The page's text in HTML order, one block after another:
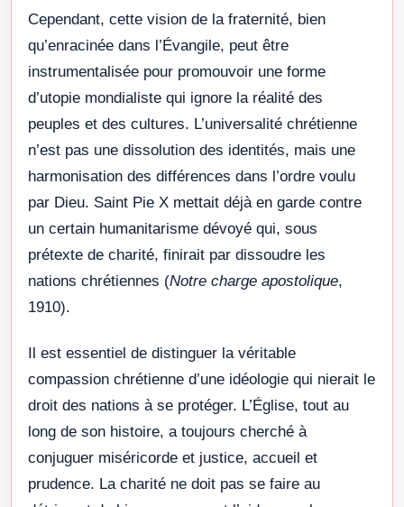
Cependant, cette vision de la fraternité, bien
qu’enracinée dans l’Évangile, peut être
instrumentalisée pour promouvoir une forme
d’utopie mondialiste qui ignore la réalité des
peuples et des cultures. L’universalité chrétienne
n’est pas une dissolution des identités, mais une
harmonisation des différences dans l’ordre voulu
par Dieu. Saint Pie X mettait déjà en garde contre
un certain humanitarisme dévoyé qui, sous
prétexte de charité, finirait par dissoudre les
nations chrétiennes (Notre charge apostolique,
1910).
Il est essentiel de distinguer la véritable
compassion chrétienne d’une idéologie qui nierait le
droit des nations à se protéger. L’Église, tout au
long de son histoire, a toujours cherché à
conjuguer miséricorde et justice, accueil et
prudence. La charité ne doit pas se faire au